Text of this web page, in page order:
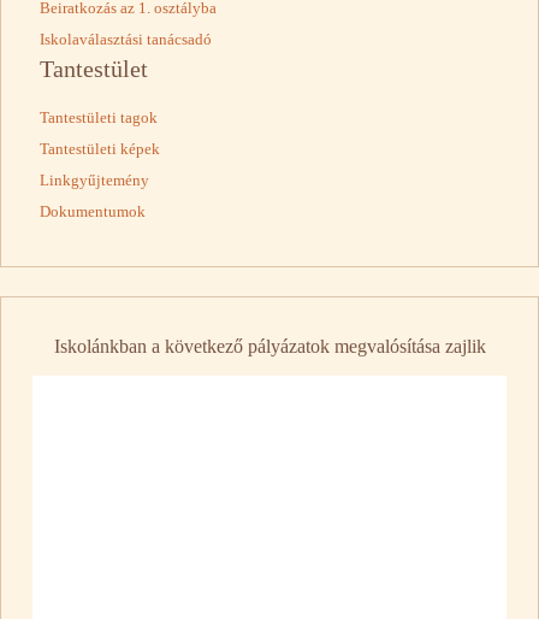
Beiratkozás az 1. osztályba
Iskolaválasztási tanácsadó
Tantestület
Tantestületi tagok
Tantestületi képek
Linkgyűjtemény
Dokumentumok
Iskolánkban a következő pályázatok megvalósítása zajlik